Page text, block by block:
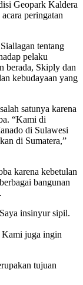
Geopark Kaldera
peringatan
tentang
pelaku
berada, Skiply dan
kebudayaan yang
satunya karena
“Kami di
di Sulawesi
di Sumatera,”
karena kebetulan
bangunan
insinyur sipil.
Kami juga ingin
tujuan